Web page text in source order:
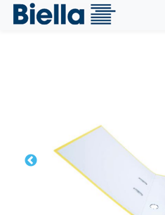
Cookie-Einstellungen